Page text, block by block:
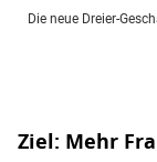
Die neue Dreier-
Ziel: Mehr